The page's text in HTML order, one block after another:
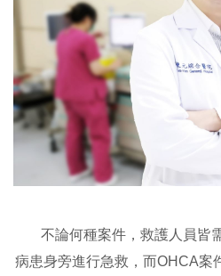
不論何種案件，救護人員皆
病患身旁進行急救，而OHCA案